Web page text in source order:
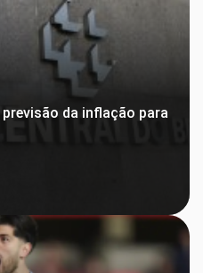
da inflação para